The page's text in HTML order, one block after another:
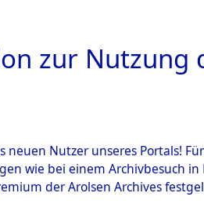
zur Nutzung
neuen Nutzer unseres Portals!
wie bei einem Archivbesuch
der Arolsen Archives